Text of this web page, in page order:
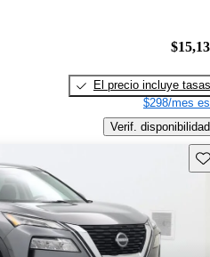
El precio incluye tasas
$298/mes
Verif. disponibilidad